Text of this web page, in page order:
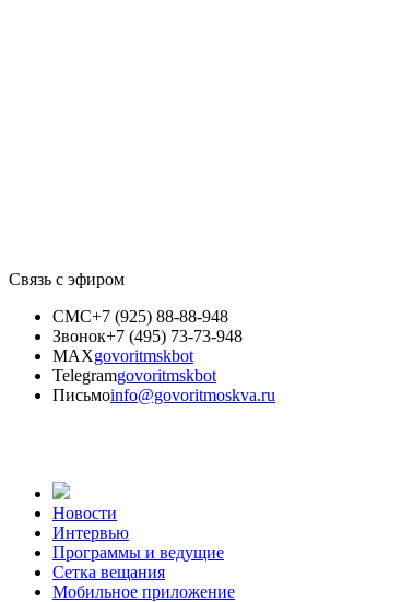
Связь с эфиром
СМС+7 (925) 88-88-948
Звонок+7 (495) 73-73-948
MAXgovoritmskbot
Telegramgovoritmskbot
Письмоinfo@govoritmoskva.ru
Новости
Интервью
Программы и ведущие
Сетка вещания
Мобильное приложение